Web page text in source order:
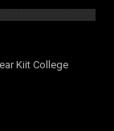
Kiit College